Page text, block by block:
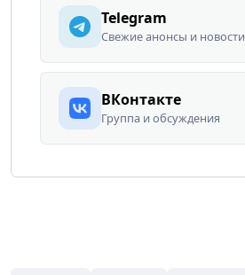
Telegram
Свежие анонсы и новости
ВКонтакте
Группа и обсуждения